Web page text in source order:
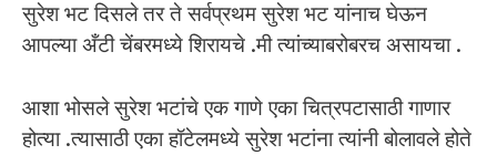
सुरेश भट दिसले तर ते सर्वप्रथम सुरेश भट यांनाच घेऊन
आपल्या अँटी चेंबरमध्ये शिरायचे .मी त्यांच्याबरोबरच असायचा .
आशा भोसले सुरेश भटांचे एक गाणे एका चित्रपटासाठी गाणार
होत्या .त्यासाठी एका हॉटेलमध्ये सुरेश भटांना त्यांनी बोलावले होते